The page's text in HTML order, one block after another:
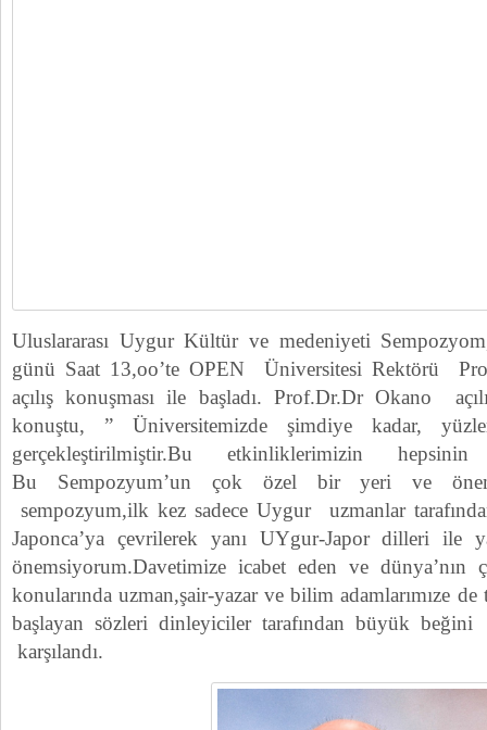
Uluslararası Uygur Kültür ve medeniyeti
günü Saat 13,oo’te OPEN Üniversitesi Rektörü
açılış konuşması ile başladı. Prof.Dr.Dr Okano
konuştu, ” Üniversitemizde şimdiye kadar,
gerçekleştirilmiştir.Bu etkinliklerimizin
Bu Sempozyum’un çok özel bir yeri ve
sempozyum,ilk kez sadece Uygur uzmanlar
Japonca’ya çevrilerek yanı UYgur-Japor dilleri ile
önemsiyorum.Davetimize icabet eden ve dünya’nın
konularında uzman,şair-yazar ve bilim adamlarımıze
başlayan sözleri dinleyiciler tarafından büyük
karşılandı.